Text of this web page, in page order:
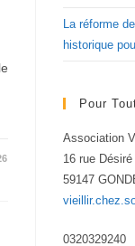
La réforme
historique
Pour
Association
16 rue
59147
0320329240